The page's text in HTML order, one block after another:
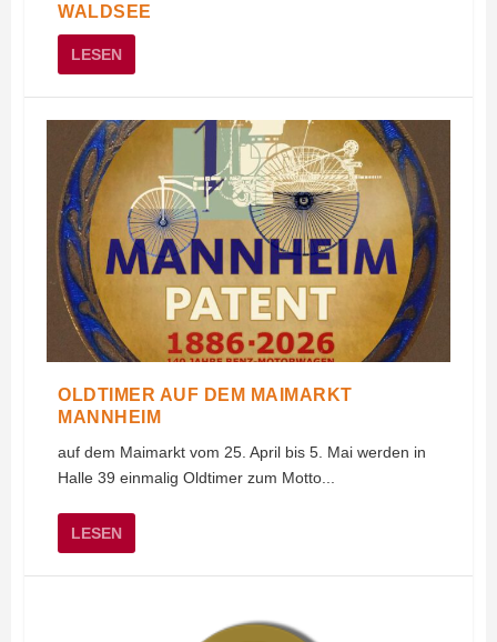
WALDSEE
LESEN
OLDTIMER AUF DEM MAIMARKT
MANNHEIM
auf dem Maimarkt vom 25. April bis 5. Mai werden in
Halle 39 einmalig Oldtimer zum Motto...
LESEN